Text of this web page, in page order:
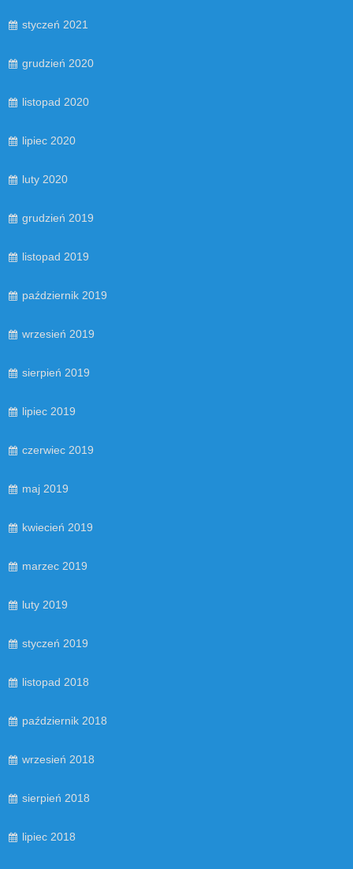
styczeń 2021
grudzień 2020
listopad 2020
lipiec 2020
luty 2020
grudzień 2019
listopad 2019
październik 2019
wrzesień 2019
sierpień 2019
lipiec 2019
czerwiec 2019
maj 2019
kwiecień 2019
marzec 2019
luty 2019
styczeń 2019
listopad 2018
październik 2018
wrzesień 2018
sierpień 2018
lipiec 2018